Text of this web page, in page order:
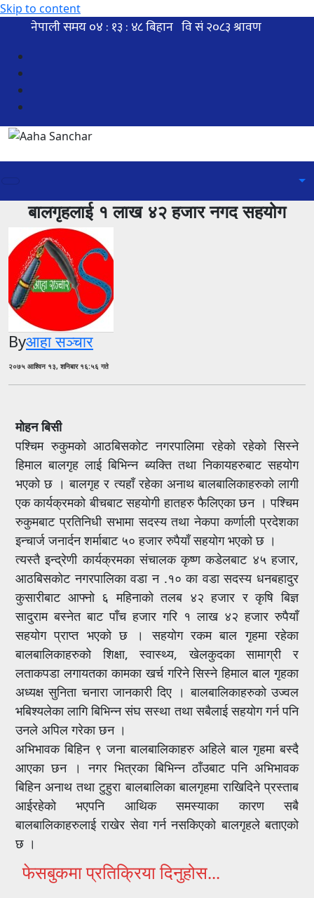
Skip to content
बालगृहलाई १ लाख ४२ हजार नगद सहयोग
Byआहा सञ्चार
२०७५ आश्विन १३, शनिबार १६:५६ गते
मोहन बिसी
पश्चिम रुकुमको आठबिसकोट नगरपालिमा रहेको रहेको सिस्ने
हिमाल बालगृह लाई बिभिन्न ब्यक्ति तथा निकायहरुबाट सहयोग
भएको छ । बालगृह र त्यहाँ रहेका अनाथ बालबालिकाहरुको लागी
एक कार्यक्रमको बीचबाट सहयोगी हातहरु फैलिएका छन । पश्चिम
रुकुमबाट प्रतिनिधी सभामा सदस्य तथा नेकपा कर्णाली प्रदेशका
इन्चार्ज जनार्दन शर्माबाट ५० हजार रुपैयाँ सहयोग भएको छ ।
त्यस्तै इन्द्रेणी कार्यक्रमका संचालक कृष्ण कडेलबाट ४५ हजार,
आठबिसकोट नगरपालिका वडा न .१० का वडा सदस्य धनबहादुर
कुसारीबाट आफ्नो ६ महिनाको तलब ४२ हजार र कृषि बिज्ञ
सादुराम बस्नेत बाट पाँच हजार गरि १ लाख ४२ हजार रुपैयाँ
सहयोग प्राप्त भएको छ । सहयोग रकम बाल गृहमा रहेका
बालबालिकाहरुको शिक्षा, स्वास्थ्य, खेलकुदका सामाग्री र
लताकपडा लगायतका कामका खर्च गरिने सिस्ने हिमाल बाल गृहका
अध्यक्ष सुनिता चनारा जानकारी दिए । बालबालिकाहरुको उज्वल
भबिश्यलेका लागि बिभिन्न संघ सस्था तथा सबैलाई सहयोग गर्न पनि
उनले अपिल गरेका छन ।
अभिभावक बिहिन ९ जना बालबालिकाहरु अहिले बाल गृहमा बस्दै
आएका छन । नगर भित्रका बिभिन्न ठाँउबाट पनि अभिभावक
बिहिन अनाथ तथा टुहुरा बालबालिका बालगृहमा राखिदिने प्रस्ताब
आईरहेको भएपनि आथिक समस्याका कारण सबै
बालबालिकाहरुलाई राखेर सेवा गर्न नसकिएको बालगृहले बताएको
छ ।
फेसबुकमा प्रतिक्रिया दिनुहोस...